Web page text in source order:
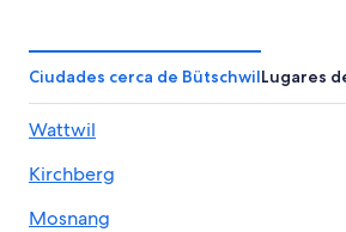
Hoteles en Ernetschwil
Hoteles con bar en Unterwasser
Hoteles en Unterwasser
Hoteles en Benken
Apartamentos en Abtwil
Ciudades cerca de BütschwilLugares
Wattwil
Kirchberg
Mosnang